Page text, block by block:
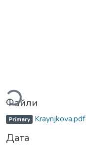
Файли
Primary Kraynjkova.pdf
Дата